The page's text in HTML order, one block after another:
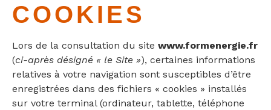
COOKIES
Lors de la consultation du site www.formenergie.fr
(ci-après désigné « le Site »), certaines informations
relatives à votre navigation sont susceptibles d’être
enregistrées dans des fichiers « cookies » installés
sur votre terminal (ordinateur, tablette, téléphone